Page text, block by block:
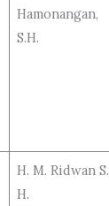
Hamonangan,
S.H.
H. M. Ridwan S.
H.